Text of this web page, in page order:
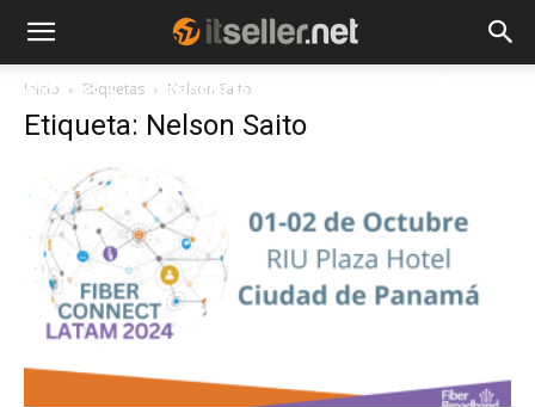
NOTICIAS TENDENCIAS
Inicio Etiquetas Nelson Saito
Etiqueta: Nelson Saito